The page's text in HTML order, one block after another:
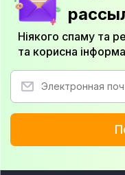
Ніякого спаму та
та корисна